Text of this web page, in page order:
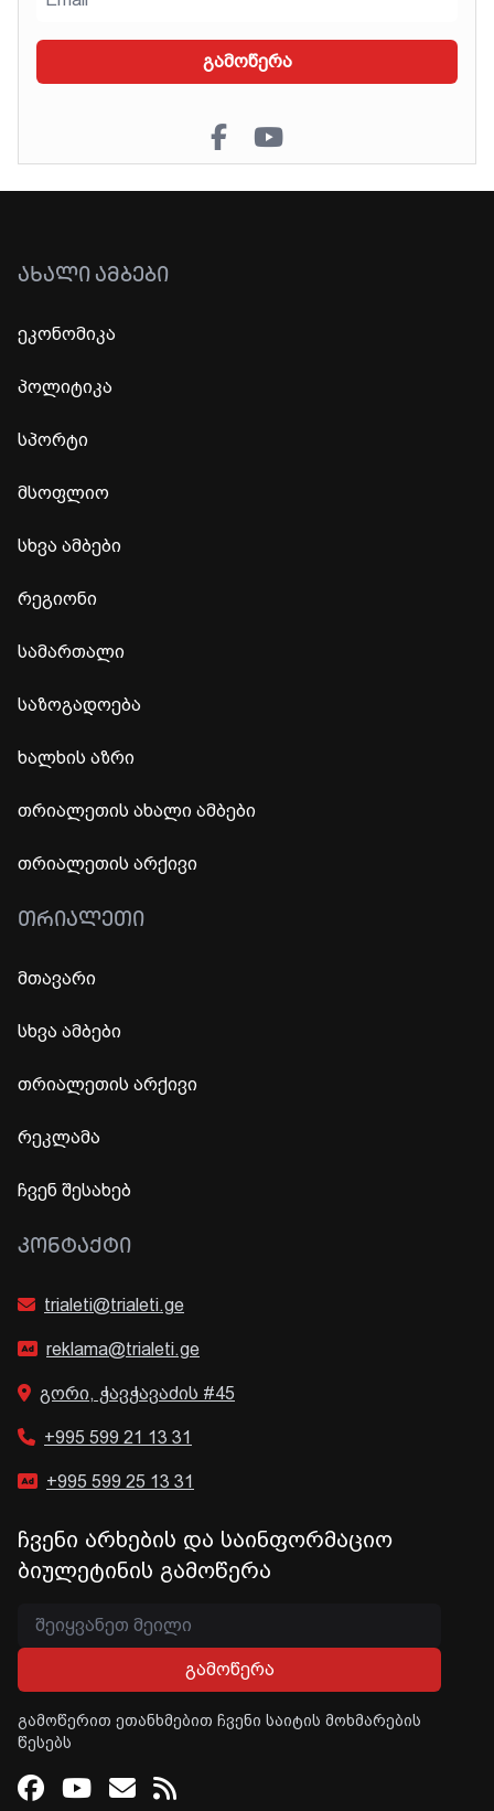
გამოწერა
ᲐᲮᲐᲚᲘ ᲐᲛᲑᲔᲑᲘ
ეკონომიკა
პოლიტიკა
სპორტი
მსოფლიო
სხვა ამბები
რეგიონი
სამართალი
საზოგადოება
ხალხის აზრი
თრიალეთის ახალი ამბები
თრიალეთის არქივი
ᲗᲠᲘᲐᲚᲔᲗᲘ
მთავარი
სხვა ამბები
თრიალეთის არქივი
რეკლამა
ჩვენ შესახებ
ᲙᲝᲜᲢᲐᲥᲢᲘ
trialeti@trialeti.ge
reklama@trialeti.ge
გორი, ჭავჭავაძის #45
+995 599 21 13 31
+995 599 25 13 31
ჩვენი არხების და საინფორმაციო
ბიულეტინის გამოწერა
გამოწერა
გამოწერით ეთანხმებით ჩვენი საიტის მოხმარების
წესებს
Facebook
Youtube
Email
RSS